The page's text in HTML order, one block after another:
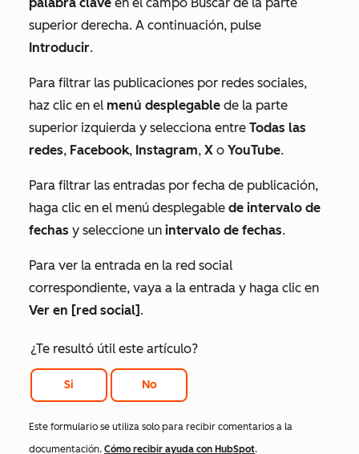
palabra clave en el campo Buscar de la parte
superior derecha. A continuación, pulse
Introducir.
Para filtrar las publicaciones por redes sociales,
haz clic en el menú desplegable de la parte
superior izquierda y selecciona entre Todas las
redes, Facebook, Instagram, X o YouTube.
Para filtrar las entradas por fecha de publicación,
haga clic en el menú desplegable de intervalo de
fechas y seleccione un intervalo de fechas.
Para ver la entrada en la red social
correspondiente, vaya a la entrada y haga clic en
Ver en [red social] .
¿Te resultó útil este artículo?
Si No
Este formulario se utiliza solo para recibir comentarios a la
documentación. Cómo recibir ayuda con HubSpot.